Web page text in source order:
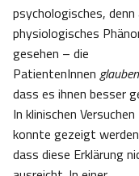
psychologisches, denn
physiologisches
gesehen – die
PatientenInnen glauben
dass es ihnen besser
In klinischen Versuchen
konnte gezeigt
dass diese Erklärung